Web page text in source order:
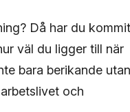
Då har du kommit
väl du ligger till när
bara berikande utan
och